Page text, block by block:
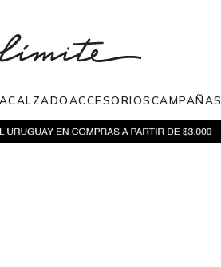
CALZADOACCESORIOSCAMPAÑAS